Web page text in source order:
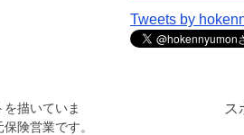
描いていま
険営業です。
Tweets by
ス